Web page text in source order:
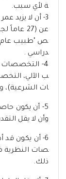
ة لأي سبب.
3- أن لا يزيد
ص "طبيب عام /
دراسي .
4-
ب الآلي،
ات الشرعية)،
5- أن يكون
وأن لا يقل
6- أن يكون قد
صات النظرية
ذلك.